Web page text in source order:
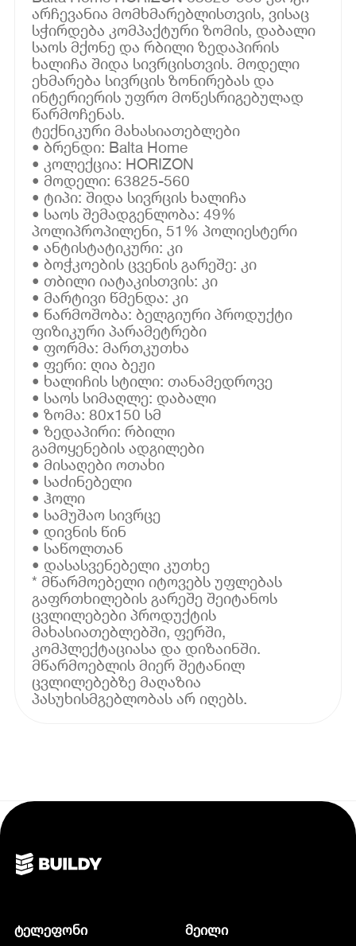
არჩევანია მომხმარებლისთვის, ვისაც
სჭირდება კომპაქტური ზომის, დაბალი
საოს მქონე და რბილი ზედაპირის
ხალიჩა შიდა სივრცისთვის. მოდელი
ეხმარება სივრცის ზონირებას და
ინტერიერის უფრო მოწესრიგებულად
წარმოჩენას.
ტექნიკური მახასიათებლები
• ბრენდი: Balta Home
• კოლექცია: HORIZON
• მოდელი: 63825-560
• ტიპი: შიდა სივრცის ხალიჩა
• საოს შემადგენლობა: 49%
პოლიპროპილენი, 51% პოლიესტერი
• ანტისტატიკური: კი
• ბოჭკოების ცვენის გარეშე: კი
• თბილი იატაკისთვის: კი
• მარტივი წმენდა: კი
• წარმოშობა: ბელგიური პროდუქტი
ფიზიკური პარამეტრები
• ფორმა: მართკუთხა
• ფერი: ღია ბეჟი
• ხალიჩის სტილი: თანამედროვე
• საოს სიმაღლე: დაბალი
• ზომა: 80x150 სმ
• ზედაპირი: რბილი
გამოყენების ადგილები
• მისაღები ოთახი
• საძინებელი
• ჰოლი
• სამუშაო სივრცე
• დივნის წინ
• საწოლთან
• დასასვენებელი კუთხე
* მწარმოებელი იტოვებს უფლებას
გაფრთხილების გარეშე შეიტანოს
ცვლილებები პროდუქტის
მახასიათებლებში, ფერში,
კომპლექტაციასა და დიზაინში.
მწარმოებლის მიერ შეტანილ
ცვლილებებზე მაღაზია
პასუხისმგებლობას არ იღებს.
ტელეფონი
მეილი